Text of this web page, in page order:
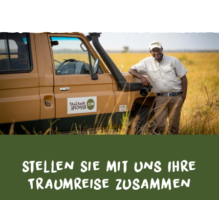
Stellen Sie mit uns Ihre
Traumreise zusammen